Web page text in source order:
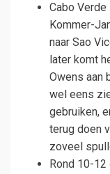
Cabo
Kommer-
naar Sao
later komt
Owens aan
wel eens
gebruiken,
terug doen
zoveel
Rond 10-